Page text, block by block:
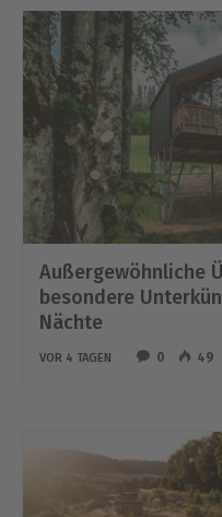
Außergewöhnliche
besondere
Nächte
VOR 4 TAGEN 0 49